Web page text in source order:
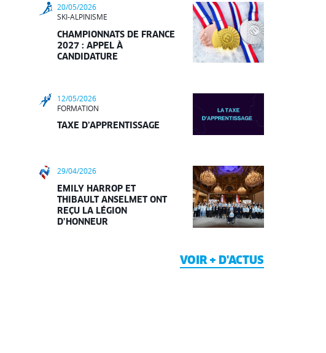
20/05/2026
SKI-ALPINISME
CHAMPIONNATS DE FRANCE
2027 : APPEL À
CANDIDATURE
12/05/2026
FORMATION
TAXE D’APPRENTISSAGE
29/04/2026
EMILY HARROP ET
THIBAULT ANSELMET ONT
REÇU LA LÉGION
D’HONNEUR
VOIR + D'ACTUS